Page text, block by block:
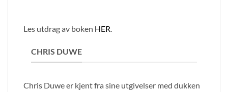
Les utdrag av boken HER
CHRIS DUWE
Chris Duwe er kjent fra sine utgivelser med dukken